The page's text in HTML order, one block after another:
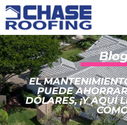
EL
PUEDE
DÓLARES, ¡Y AQUÍ